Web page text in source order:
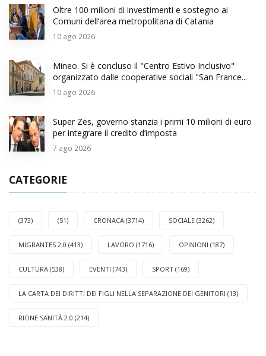
Oltre 100 milioni di investimenti e sostegno ai
Comuni dell’area metropolitana di Catania
10 ago 2026
Mineo. Si è concluso il "Centro Estivo Inclusivo"
organizzato dalle cooperative sociali "San France...
10 ago 2026
Super Zes, governo stanzia i primi 10 milioni di euro
per integrare il credito d’imposta
7 ago 2026
CATEGORIE
(373) (51) CRONACA (3714) SOCIALE (3262)
MIGRANTES 2.0 (413) LAVORO (1716) OPINIONI (187)
CULTURA (538) EVENTI (743) SPORT (169)
LA CARTA DEI DIRITTI DEI FIGLI NELLA SEPARAZIONE DEI GENITORI (13)
RIONE SANITÀ 2.0 (214)